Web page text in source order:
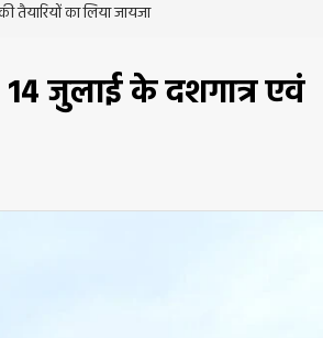
तैयारियों का लिया जायजा
14 जुलाई के दशगात्र एवं